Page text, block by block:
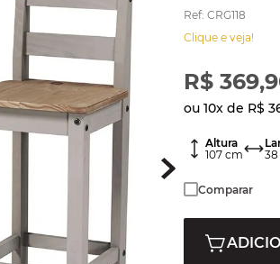
Ref: CRG118
Clique e veja!
R$ 369,
ou 10x de R$
Altura
107 cm
38
Comparar